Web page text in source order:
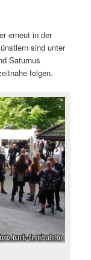
erneut in der
sind unter
Saturnus
folgen.